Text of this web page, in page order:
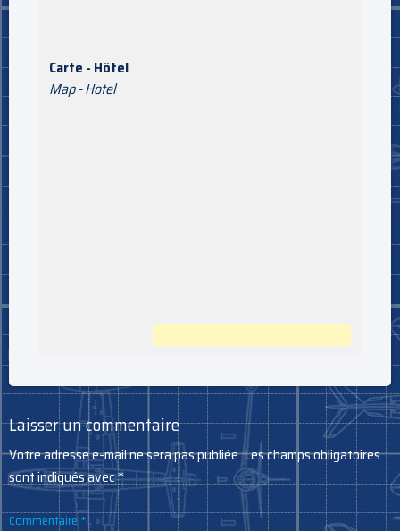
Carte - Hôtel
Map - Hotel
Laisser un commentaire
Votre adresse e-mail ne sera pas publiée.Les champs obligatoires
sont indiqués avec*
Commentaire*